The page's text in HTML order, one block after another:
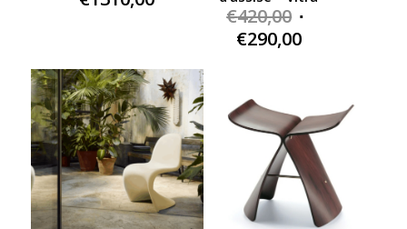
€420,00 Original
price
€290,00Current
€290,00.